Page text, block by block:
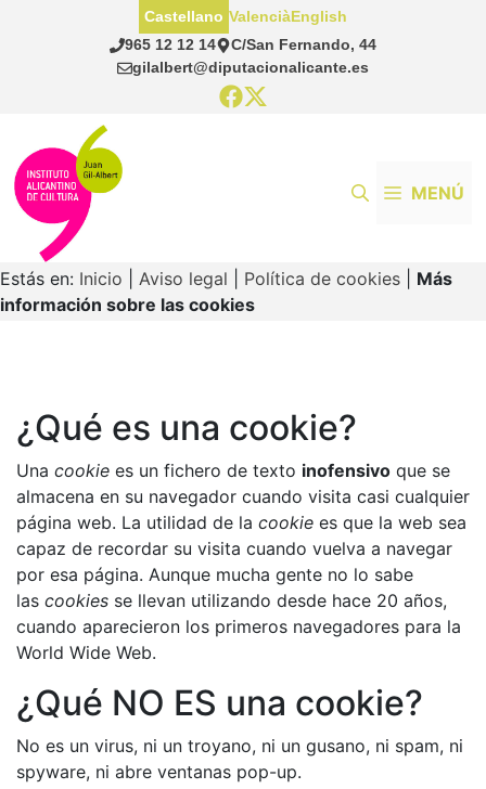
965 12 12 14
C/San Fernando, 44
gilalbert@diputacionalicante.es
Castellano ValenciàEnglish
MENÚ
Estás en: Inicio Aviso legal Política de cookies
Más
información sobre las cookies
¿Qué es una cookie?
Una cookie es un fichero de texto inofensivo que se
almacena en su navegador cuando visita casi cualquier
página web. La utilidad de la cookie es que la web sea
capaz de recordar su visita cuando vuelva a navegar
por esa página. Aunque mucha gente no lo sabe
las cookies se llevan utilizando desde hace 20 años,
cuando aparecieron los primeros navegadores para la
World Wide Web.
¿Qué NO ES una cookie?
No es un virus, ni un troyano, ni un gusano, ni spam, ni
spyware, ni abre ventanas pop-up.